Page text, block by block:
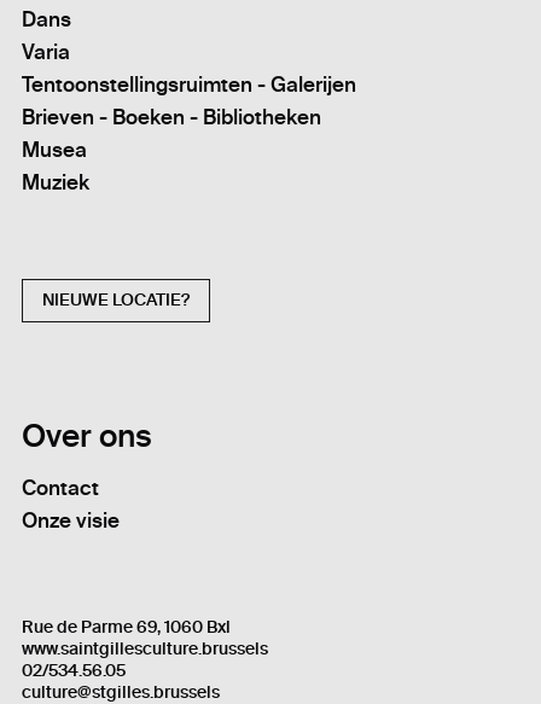
Dans
Varia
Tentoonstellingsruimten - Galerijen
Brieven - Boeken - Bibliotheken
Musea
Muziek
NIEUWE LOCATIE?
Over ons
Contact
Onze visie
Rue de Parme 69, 1060 Bxl
www.saintgillesculture.brussels
02/534.56.05
culture@stgilles.brussels